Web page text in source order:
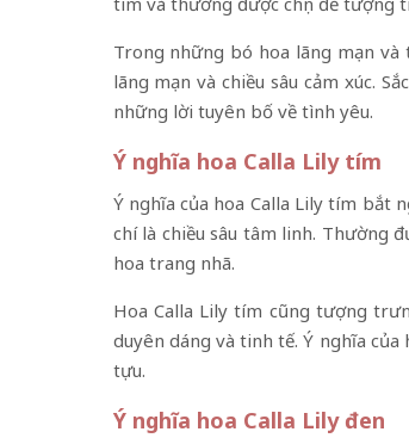
Trong những bó hoa lãng mạn
lãng mạn và chiều sâu cảm xúc.
những lời tuyên bố về tình yêu.
Ý nghĩa hoa Calla Lily tím
Ý nghĩa của hoa Calla Lily tím bắt
chí là chiều sâu tâm linh. Thường
hoa trang nhã.
Hoa Calla Lily tím cũng tượng
duyên dáng và tinh tế. Ý nghĩa
tựu.
Ý nghĩa hoa Calla Lily đen